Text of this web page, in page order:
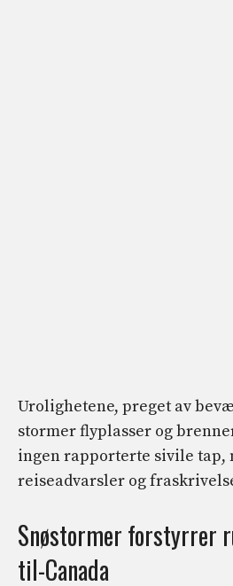
Urolighetene, preget av
stormer flyplasser og
ingen rapporterte sivile tap,
reiseadvarsler og
Snøstormer forstyrrer
til-Canada